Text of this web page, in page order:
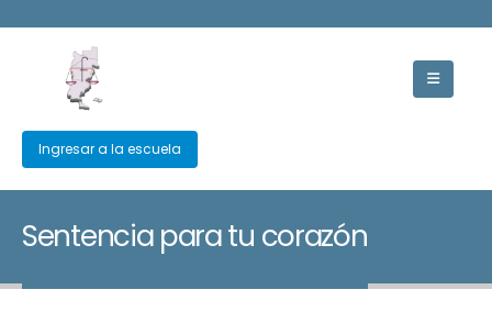
Ingresar a la escuela
Sentencia para tu corazón